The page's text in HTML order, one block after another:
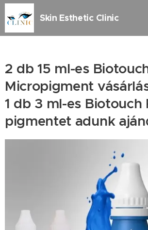
Skin Esthetic Clinic
2 db 15 ml-es
Micropigment
1 db 3 ml-es Biotouch
pigmentet adunk